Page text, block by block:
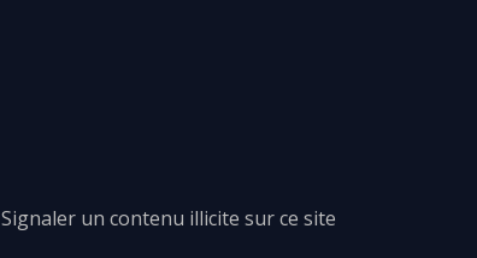
Signaler un contenu illicite sur ce site